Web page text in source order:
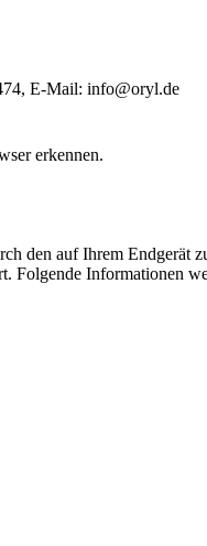
E-Mail: info@oryl.de
erkennen.
den auf Ihrem Endgerät
Folgende Informationen